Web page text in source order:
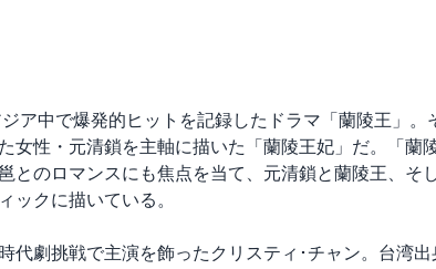
ア中で爆発的ヒットを記録したドラマ「蘭陵王」
女性・元清鎖を主軸に描いた「蘭陵王妃」だ。「蘭
とのロマンスにも焦点を当て、元清鎖と蘭陵王、そ
ックに描いている。
代劇挑戦で主演を飾ったクリスティ･チャン。台湾